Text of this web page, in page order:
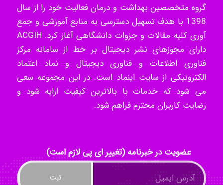
ilhan200
Radman Amini
Tavan
گروه متخصصین بهداشت و درمان فعالیت خود را از سال
1398 با هدف تسهیل دسترسی به منابع آموزشی و جمع
آوری کلیه مقالات و جزوات دانشگاهی آغاز کرد. ACGIH
دارای مجوزهای نشر دیجیتال بر خط از سامانه مرکز
فناوری اطلاعات و فناوری دیجیتال و نماد اعتماد
الکترونیکی از سایت اینماد است. در این مجموعه سعی
می شود که خدمات با بالاترین کیفیت ارایه شود و
رضایت کاربران محترم فراهم شود.
عضویت در خبرنامه (تغییر ای پی لازم است)